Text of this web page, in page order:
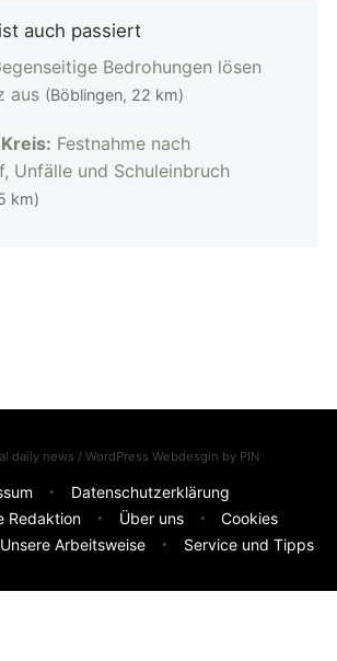
auch passiert
Bedrohungen lösen
aus (Böblingen, 22 km)
Festnahme nach
Unfälle und Schuleinbruch
km)
daily news / WordPress Webdesgin by PIN
Datenschutzerklärung
Redaktion
Über uns
Cookies
Unsere Arbeitsweise Service und Tipps